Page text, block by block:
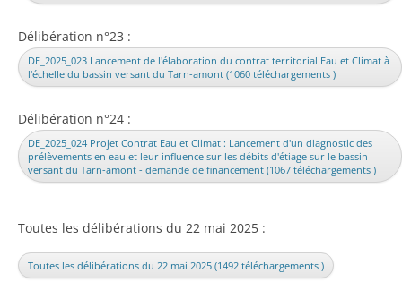
Délibération n°23 :
DE_2025_023 Lancement de l'élaboration du contrat territorial Eau et Climat à
l'échelle du bassin versant du Tarn-amont (1060 téléchargements )
Délibération n°24 :
DE_2025_024 Projet Contrat Eau et Climat : Lancement d'un diagnostic des
prélèvements en eau et leur influence sur les débits d'étiage sur le bassin
versant du Tarn-amont - demande de financement (1067 téléchargements )
Toutes les délibérations du 22 mai 2025 :
Toutes les délibérations du 22 mai 2025 (1492 téléchargements )